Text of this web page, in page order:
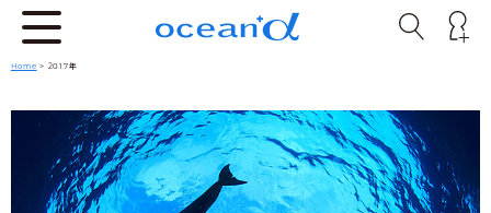
Home > 2017年